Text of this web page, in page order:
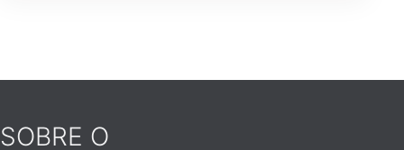
SOBRE O